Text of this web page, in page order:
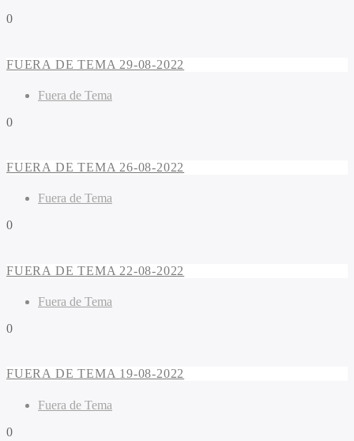
0
FUERA DE TEMA 29-08-2022
Fuera de Tema
0
FUERA DE TEMA 26-08-2022
Fuera de Tema
0
FUERA DE TEMA 22-08-2022
Fuera de Tema
0
FUERA DE TEMA 19-08-2022
Fuera de Tema
0